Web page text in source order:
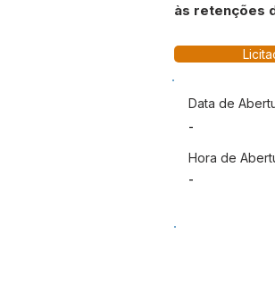
às retenções
Data de
-
Hora de
-